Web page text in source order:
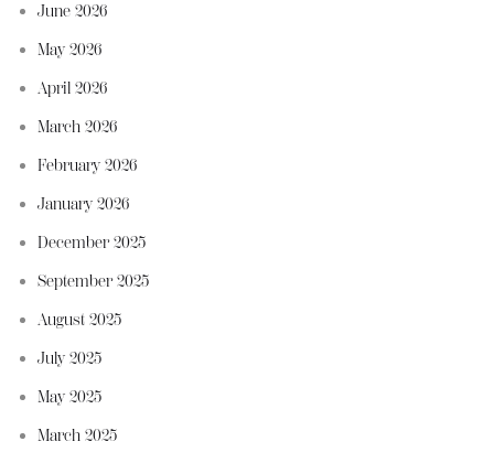
June 2026
May 2026
April 2026
March 2026
February 2026
January 2026
December 2025
September 2025
August 2025
July 2025
May 2025
March 2025